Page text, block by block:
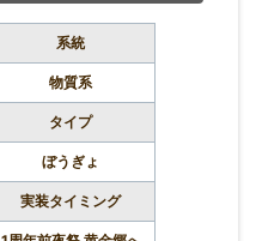
系統
物質系
タイプ
ぼうぎょ
実装タイミング